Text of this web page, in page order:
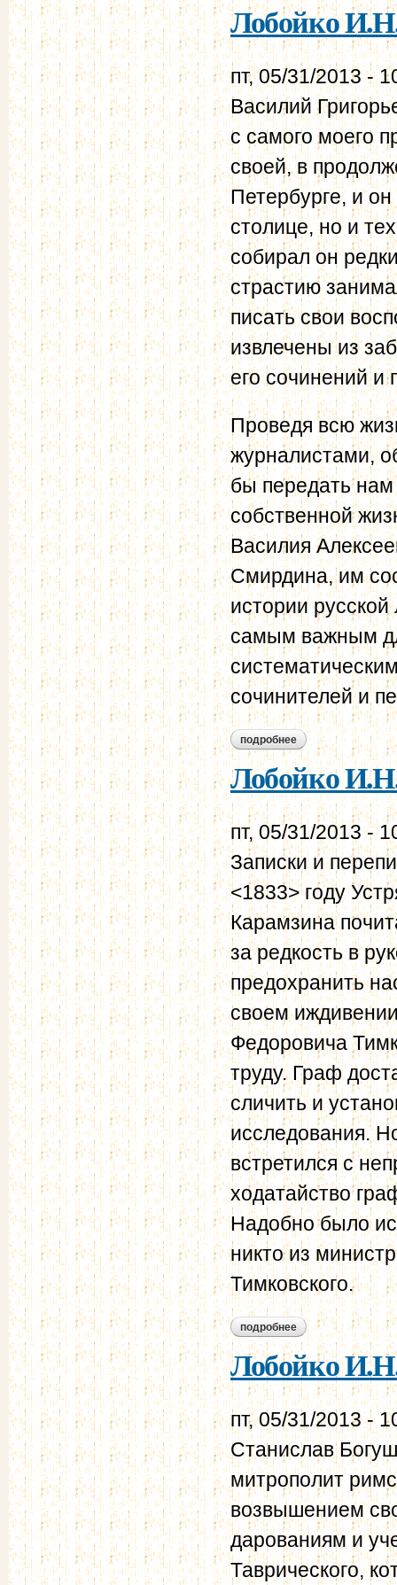
Лобойко
пт, 05/31/2013 -
Василий
с самого моего
своей, в
Петербурге, и
столице, но и
собирал он
страстию
писать свои
извлечены из
его сочинений и
Проведя всю
журналистами,
бы передать нам
собственной
Василия
Смирдина, им
истории
самым важным
сочинителей и
подробнее о лобойко и.н.
Лобойко
пт, 05/31/2013 -
Записки и
<1833> году
Карамзина
за редкость в
предохранить
своем
Федоровича
труду. Граф
сличить и
исследования.
встретился с
ходатайство
Надобно было
никто из
Тимковского.
подробнее о лобойко и.н.
Лобойко
пт, 05/31/2013 -
Станислав
митрополит
возвышением
дарованиям и
Таврического,